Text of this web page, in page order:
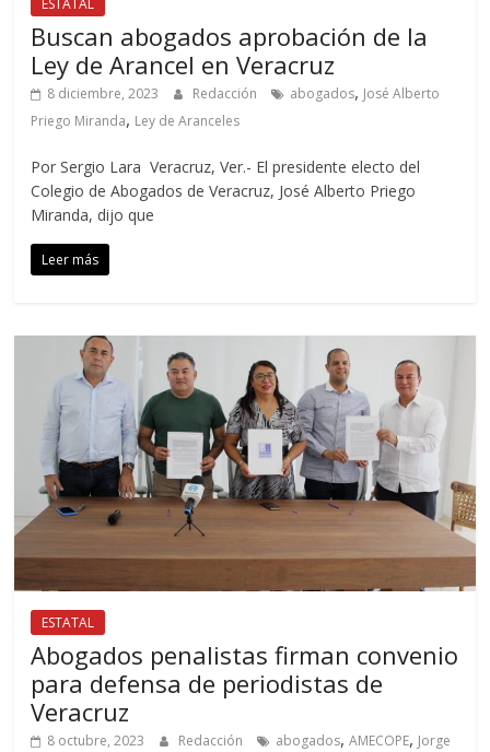
Buscan abogados aprobación de la
Ley de Arancel en Veracruz
8 diciembre, 2023 Redacción abogados, José Alberto
Priego Miranda, Ley de Aranceles
Por Sergio Lara Veracruz, Ver.- El presidente electo del
Colegio de Abogados de Veracruz, José Alberto Priego
Miranda, dijo que
Leer más
ESTATAL
Abogados penalistas firman convenio
para defensa de periodistas de
Veracruz
8 octubre, 2023 Redacción abogados,AMECOPE, Jorge